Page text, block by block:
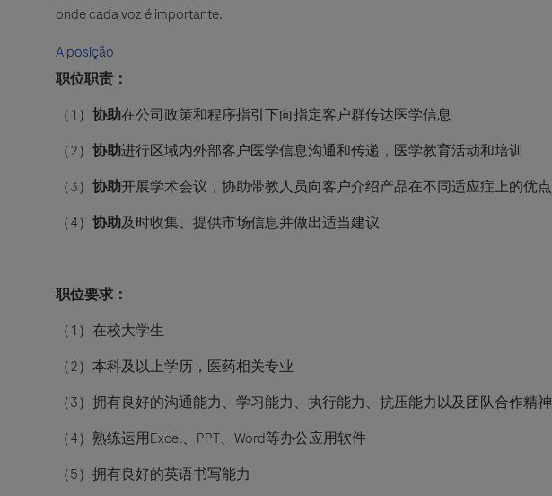
onde cada voz é importante.
A posição
职位职责：
（1 ） 协助在公司政策和程序指引下向指定客户群传达医学信息
（2） 协助进行区域内外部客户医学信息沟通和传递，医学教育活动和培训
（3） 协助开展学术会议，协助带教人员向客户介绍产品在不同适应症上的优点
（4） 协助及时收集、提供市场信息并做出适当建议
职位要求：
（1 ）在校大学生
（2）本科及以上学历，医药相关专业
（3）拥有良好的沟通能力、学习能力、执行能力、抗压能力以及团队合作精神
（4）熟练运用Excel、PPT、Word等办公应用软件
（5）拥有良好的英语书写能力